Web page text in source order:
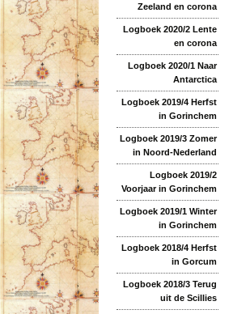
Zeeland en corona
Logboek 2020/2 Lente
en corona
Logboek 2020/1 Naar
Antarctica
Logboek 2019/4 Herfst
in Gorinchem
Logboek 2019/3 Zomer
in Noord-Nederland
Logboek 2019/2
Voorjaar in Gorinchem
Logboek 2019/1 Winter
in Gorinchem
Logboek 2018/4 Herfst
in Gorcum
Logboek 2018/3 Terug
uit de Scillies